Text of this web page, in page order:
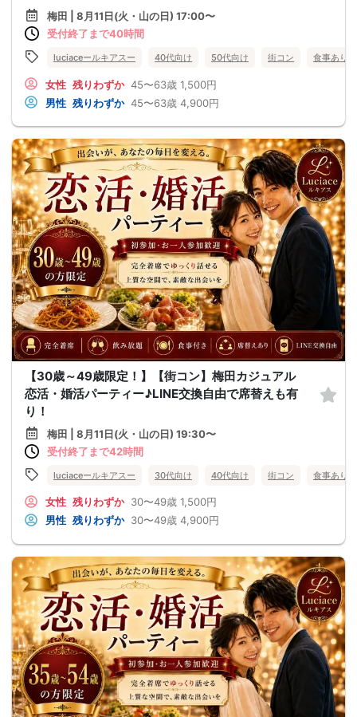
梅田 | 8月11日(火・山の日) 17:00〜
受付終了まで40時間
luciaceールキアスー 40代向け 50代向け 街コン 食事あり
女性 残りわずか 45〜63歳 1,500円
男性 残りわずか 45〜63歳 4,900円
【30歳～49歳限定！】【街コン】梅田カジュアル
恋活・婚活パーティー♪LINE交換自由で席替えも有
り！
梅田 | 8月11日(火・山の日) 19:30〜
受付終了まで42時間
luciaceールキアスー 30代向け 40代向け 街コン 食事あり
女性 残りわずか 30〜49歳 1,500円
男性 残りわずか 30〜49歳 4,900円